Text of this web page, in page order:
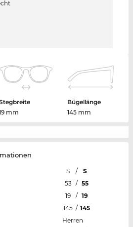
mm
Bügellänge
145 mm
S /
S
53 / 55
19 / 19
145 / 145
Herren